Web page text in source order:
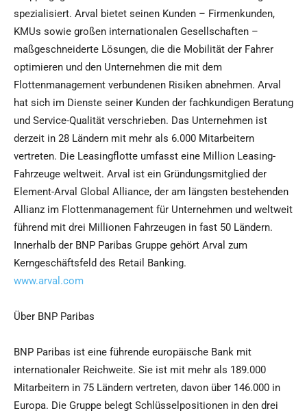
spezialisiert. Arval bietet seinen Kunden – Firmenkunden,
KMUs sowie großen internationalen Gesellschaften –
maßgeschneiderte Lösungen, die die Mobilität der Fahrer
optimieren und den Unternehmen die mit dem
Flottenmanagement verbundenen Risiken abnehmen. Arval
hat sich im Dienste seiner Kunden der fachkundigen Beratung
und Service-Qualität verschrieben. Das Unternehmen ist
derzeit in 28 Ländern mit mehr als 6.000 Mitarbeitern
vertreten. Die Leasingflotte umfasst eine Million Leasing-
Fahrzeuge weltweit. Arval ist ein Gründungsmitglied der
Element-Arval Global Alliance, der am längsten bestehenden
Allianz im Flottenmanagement für Unternehmen und weltweit
führend mit drei Millionen Fahrzeugen in fast 50 Ländern.
Innerhalb der BNP Paribas Gruppe gehört Arval zum
Kerngeschäftsfeld des Retail Banking.
www.arval.com
Über BNP Paribas
BNP Paribas ist eine führende europäische Bank mit
internationaler Reichweite. Sie ist mit mehr als 189.000
Mitarbeitern in 75 Ländern vertreten, davon über 146.000 in
Europa. Die Gruppe belegt Schlüsselpositionen in den drei